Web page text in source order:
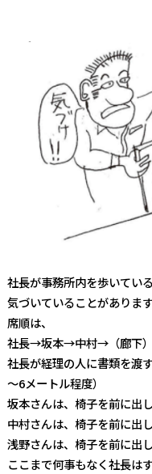
社長が事務所内を歩いてい
気づいていることがあります
席順は、
社長→坂本→中村→（廊下
社長が経理の人に書類を渡
～6メートル程度）
坂本さんは、椅子を前に出
中村さんは、椅子を前に出
浅野さんは、椅子を前に出
ここまで何事もなく社長は